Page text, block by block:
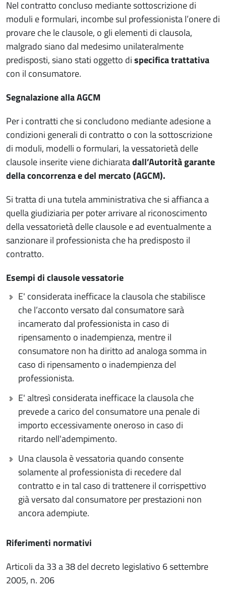
Nel contratto concluso mediante sottoscrizione di
moduli e formulari, incombe sul professionista l’onere di
provare che le clausole, o gli elementi di clausola,
malgrado siano dal medesimo unilateralmente
predisposti, siano stati oggetto dispecifica trattativa
con il consumatore.
Segnalazione alla AGCM
Per i contratti che si concludono mediante adesione a
condizioni generali di contratto o con la sottoscrizione
di moduli, modelli o formulari, la vessatorietà delle
clausole inserite viene dichiaratadall’Autorità garante
della concorrenza e del mercato (AGCM).
Si tratta di una tutela amministrativa che si affianca a
quella giudiziaria per poter arrivare al riconoscimento
della vessatorietà delle clausole e ad eventualmente a
sanzionare il professionista che ha predisposto il
contratto.
Esempi di clausole vessatorie
E' considerata inefficace la clausola che stabilisce
che l’acconto versato dal consumatore sarà
incamerato dal professionista in caso di
ripensamento o inadempienza, mentre il
consumatore non ha diritto ad analoga somma in
caso di ripensamento o inadempienza del
professionista.
E' altresì considerata inefficace la clausola che
prevede a carico del consumatore una penale di
importo eccessivamente oneroso in caso di
ritardo nell'adempimento.
Una clausola è vessatoria quando consente
solamente al professionista di recedere dal
contratto e in tal caso di trattenere il corrispettivo
già versato dal consumatore per prestazioni non
ancora adempiute.
Riferimenti normativi
Articoli da 33 a 38 del decreto legislativo 6 settembre
2005, n. 206